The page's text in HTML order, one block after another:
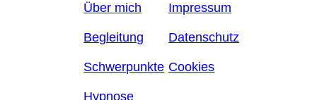
Über mich
Begleitung
Schwerpunkte
Hypnose
Impressum
Datenschutz
Cookies